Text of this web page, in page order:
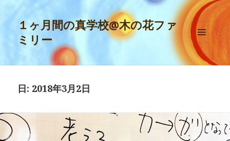
１ヶ月間の真学校@木の花ファ
ミリー
メニュ
ーとウ
ィジェ
日: 2018年3月2日